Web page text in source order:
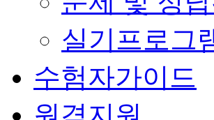
실기프로그
수험자가이드